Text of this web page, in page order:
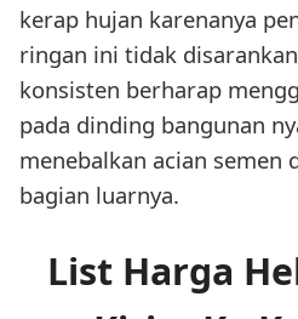
kerap hujan karenanya
ringan ini tidak
konsisten berharap
pada dinding bangunan
menebalkan acian semen
bagian luarnya.
List Harga